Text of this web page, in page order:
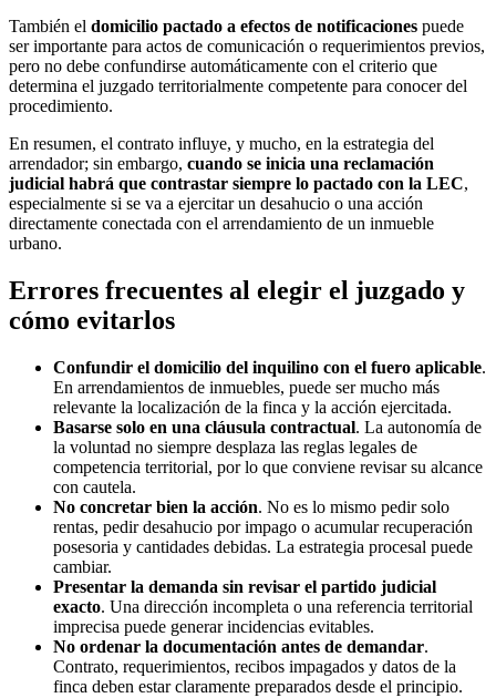
También el domicilio pactado a efectos de notificaciones puede
ser importante para actos de comunicación o requerimientos previos,
pero no debe confundirse automáticamente con el criterio que
determina el juzgado territorialmente competente para conocer del
procedimiento.
En resumen, el contrato influye, y mucho, en la estrategia del
arrendador; sin embargo, cuando se inicia una reclamación
judicial habrá que contrastar siempre lo pactado con la LEC,
especialmente si se va a ejercitar un desahucio o una acción
directamente conectada con el arrendamiento de un inmueble
urbano.
Errores frecuentes al elegir el juzgado y
cómo evitarlos
Confundir el domicilio del inquilino con el fuero aplicable.
En arrendamientos de inmuebles, puede ser mucho más
relevante la localización de la finca y la acción ejercitada.
Basarse solo en una cláusula contractual. La autonomía de
la voluntad no siempre desplaza las reglas legales de
competencia territorial, por lo que conviene revisar su alcance
con cautela.
No concretar bien la acción. No es lo mismo pedir solo
rentas, pedir desahucio por impago o acumular recuperación
posesoria y cantidades debidas. La estrategia procesal puede
cambiar.
Presentar la demanda sin revisar el partido judicial
exacto. Una dirección incompleta o una referencia territorial
imprecisa puede generar incidencias evitables.
No ordenar la documentación antes de demandar.
Contrato, requerimientos, recibos impagados y datos de la
finca deben estar claramente preparados desde el principio.